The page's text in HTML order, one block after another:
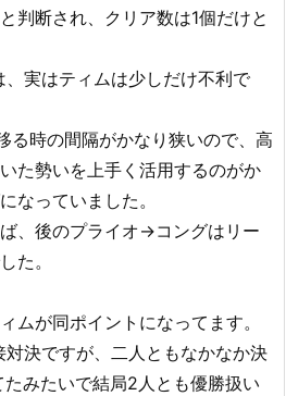
判断され、クリア数は1個だけと
実はティムは少しだけ不利で
る時の間隔がかなり狭いので、高
た勢いを上手く活用するのがか
なっていました。
、後のプライオ→コングはリー
た。
ムが同ポイントになってます。
決ですが、二人ともなかなか決
みたいで結局2人とも優勝扱い